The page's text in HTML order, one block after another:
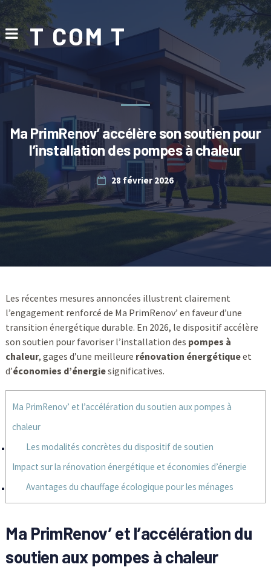
T COM T
Ma PrimRenov’ accélère son soutien pour
l’installation des pompes à chaleur
28 février 2026
Les récentes mesures annoncées illustrent clairement
l’engagement renforcé de Ma PrimRenov’ en faveur d’une
transition énergétique durable. En 2026, le dispositif accélère
son soutien pour favoriser l’installation des pompes à
chaleur, gages d’une meilleure rénovation énergétiqueet
d’économies d’énergiesignificatives.
Ma PrimRenov’ et l’accélération du soutien aux pompes à
chaleur
Les modalités concrètes du dispositif de soutien
Impact sur la rénovation énergétique et économies d’énergie
Avantages du chauffage écologique pour les ménages
Ma PrimRenov’ et l’accélération du
soutien aux pompes à chaleur